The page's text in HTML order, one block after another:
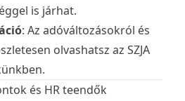
is járhat.
: Az adóváltozásokról és
olvashatsz az SZJA
és HR teendők